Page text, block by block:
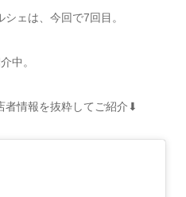
ェは、今回で7回目。
中。
者情報を抜粋してご紹介⬇︎